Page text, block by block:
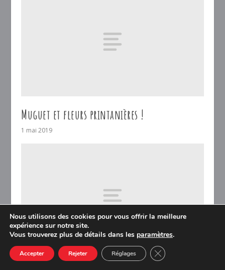
Muguet et fleurs printanières !
1 mai 2019
Nous utilisons des cookies pour vous offrir la meilleure
expérience sur notre site.
Vous trouverez plus de détails dans les paramètres.
Accepter Rejeter Réglages CLOSE GDPR